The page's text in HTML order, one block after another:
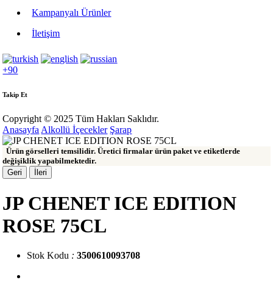
Kampanyalı Ürünler
İletişim
+90
Takip Et
Copyright © 2025 Tüm Hakları Saklıdır.
Anasayfa Alkollü İçecekler Şarap
Ürün görselleri temsilidir. Üretici firmalar ürün paket ve etiketlerde
değişiklik yapabilmektedir.
Geri
İleri
JP CHENET ICE EDITION
ROSE 75CL
Stok Kodu : 3500610093708